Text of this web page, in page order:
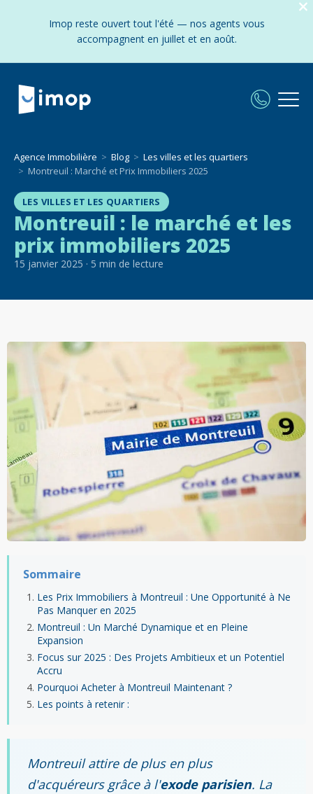
Imop reste ouvert tout l'été — nos agents vous
accompagnent en juillet et en août.
Agence Immobilière Blog
Les villes et les quartiers
Montreuil : Marché et Prix Immobiliers 2025
LES VILLES ET LES QUARTIERS
Montreuil : le marché et les
prix immobiliers 2025
15 janvier 2025 · 5 min de lecture
Sommaire
Les Prix Immobiliers à Montreuil : Une Opportunité à Ne
Pas Manquer en 2025
Montreuil : Un Marché Dynamique et en Pleine
Expansion
Focus sur 2025 : Des Projets Ambitieux et un Potentiel
Accru
Pourquoi Acheter à Montreuil Maintenant ?
Les points à retenir :
Montreuil attire de plus en plus
d'acquéreurs grâce à l'exode parisien. La